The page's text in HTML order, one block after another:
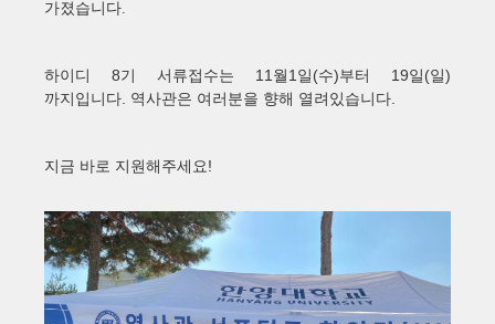
가졌습니다.
하이디 8기 서류접수는 11 월 1 일 (수)부터 19일 (일)
까지입니다 역사관은 여러분을 향해 열려있습니다
지금 바로 지원해주세요!